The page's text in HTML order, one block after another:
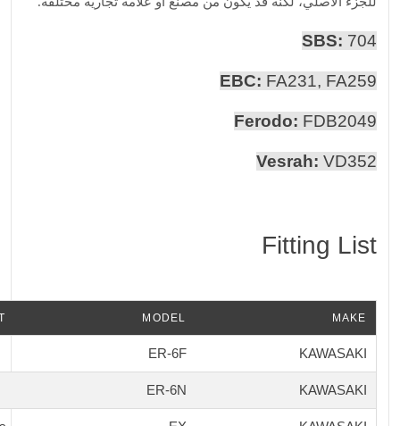
SBS: 704
EBC: FA231, FA259
Ferodo: FDB2049
Vesrah: VD352
Fitting List
MAKE
MODEL
KAWASAKI
ER-6F
KAWASAKI
ER-6N